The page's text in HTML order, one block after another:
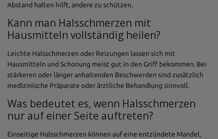
Abstand halten hilft, andere zu schützen.
Kann man Halsschmerzen mit
Hausmitteln vollständig heilen?
Leichte Halsschmerzen oder Reizungen lassen sich mit
Hausmitteln und Schonung meist gut in den Griff bekommen. Bei
stärkeren oder länger anhaltenden Beschwerden sind zusätzlich
medizinische Präparate oder ärztliche Behandlung sinnvoll.
Was bedeutet es, wenn Halsschmerzen
nur auf einer Seite auftreten?
Einseitige Halsschmerzen können auf eine entzündete Mandel,